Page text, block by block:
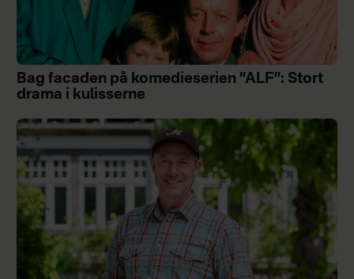
Bag facaden på komedieserien ”ALF”: Stort
drama i kulisserne